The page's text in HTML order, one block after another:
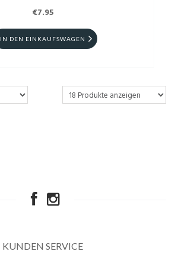
€7.95
IN DEN EINKAUFSWAGEN
KUNDEN SERVICE